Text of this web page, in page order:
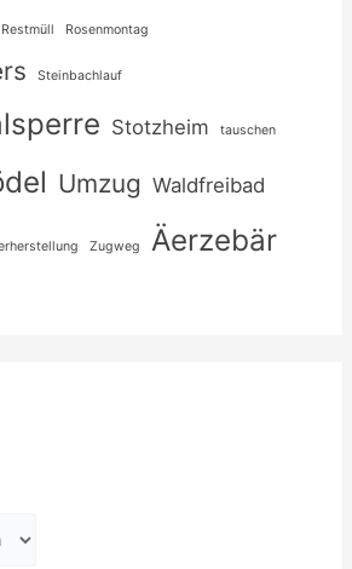
Restmüll Rosenmontag
Steinbachlauf
Stotzheim tauschen
Umzug Waldfreibad
Zugweg Äerzebär